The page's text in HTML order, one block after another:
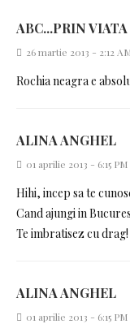
ABC...PRIN VIATA
26 martie 2013 - 2:12
Rochia neagra e
ALINA ANGHEL
01 aprilie 2013 - 6:15 PM
Hihi, incep sa te
Cand ajungi in
Te imbratisez cu drag!
ALINA ANGHEL
01 aprilie 2013 - 6:15 PM